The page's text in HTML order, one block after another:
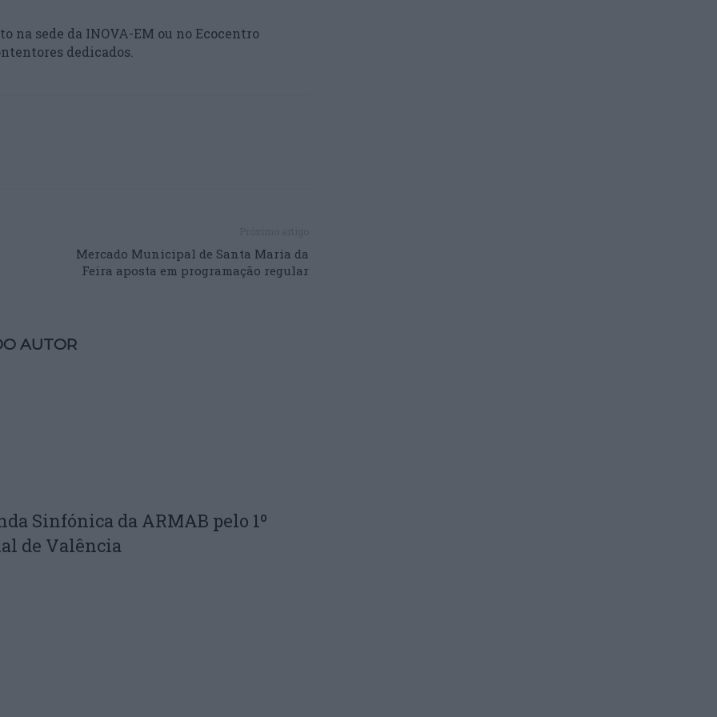
na sede da INOVA-EM ou no Ecocentro
dedicados.
Mercado Municipal de Santa Maria da
Feira aposta em programação regular
AUTOR
Sinfónica da ARMAB pelo 1º
de Valência